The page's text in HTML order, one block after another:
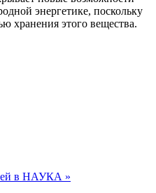
энергетике, поскольку
хранения этого вещества.
в НАУКА »